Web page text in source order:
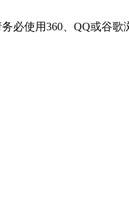
必使用360、QQ或谷歌